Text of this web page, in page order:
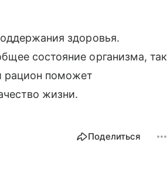
здоровья.
состояние организма, так
рацион поможет
жизни.
Поделиться